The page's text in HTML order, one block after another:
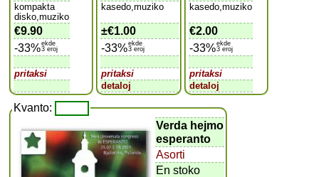
kompakta
disko,muziko
€9.90
-33%ekde
3 eroj
pritaksi
kasedo,muziko
±€1.00
-33%ekde
3 eroj
pritaksi
detaloj
kasedo,muziko
€2.00
-33%ekde
3 eroj
pritaksi
detaloj
Kvanto:
Verda hejmo
esperanto
Asorti
En stoko